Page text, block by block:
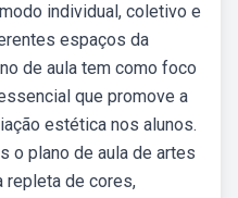
individual, coletivo e
espaços da
de aula tem como foco
que promove a
estética nos alunos.
o plano de aula de artes
repleta de cores,